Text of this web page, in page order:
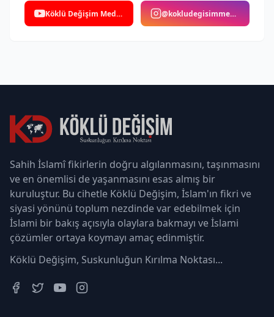
Köklü Değişim Medya @kokludegisimmedya
Sahih İslamî fikirlerin doğru algılanmasını, taşınmasını
ve en önemlisi de yaşanmasını esas almış bir
kuruluştur. Bu cihetle Köklü Değişim, İslam'ın fikri ve
siyasi yönünü toplum nezdinde var edebilmek için
İslami bir bakış açısıyla olaylara bakmayı ve İslami
çözümler ortaya koymayı amaç edinmiştir.
Köklü Değişim, Suskunluğun Kırılma Noktası...